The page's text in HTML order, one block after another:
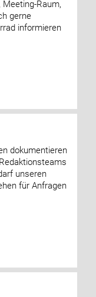
Meeting-Raum,
gerne
informieren
dokumentieren
unseren
für Anfragen